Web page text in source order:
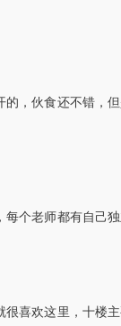
，伙食还不错，
个老师都有自己
喜欢这里，十楼